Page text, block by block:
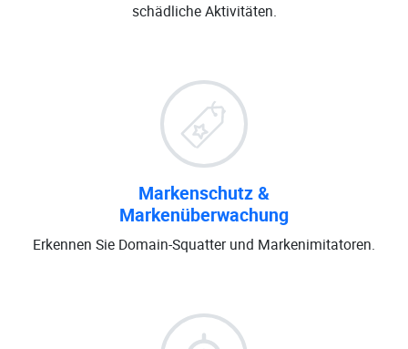
schädliche Aktivitäten.
Markenschutz &
Markenüberwachung
Erkennen Sie Domain-Squatter und Markenimitatoren.